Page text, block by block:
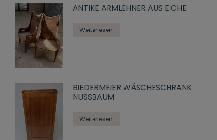
ANTIKE ARMLEHNER AUS EICHE
Weiterlesen
BIEDERMEIER WÄSCHESCHRANK
NUSSBAUM
Weiterlesen